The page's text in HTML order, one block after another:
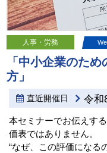
人事・労務
「中小企業のた
方」
直近開催日 令和
本セミナーでお伝えす
価表ではありません。
“なぜ、この評価になる